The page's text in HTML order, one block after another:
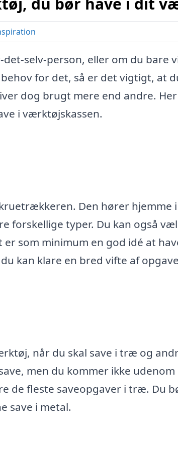
selv-person, eller om du bare
for det, så er det vigtigt, at
dog brugt mere end andre.
i værktøjskassen.
Den hører hjemme
forskellige typer. Du kan også
som minimum en god idé at
kan klare en bred vifte af
når du skal save i træ og
men du kommer ikke
de fleste saveopgaver i træ. Du
save i metal.